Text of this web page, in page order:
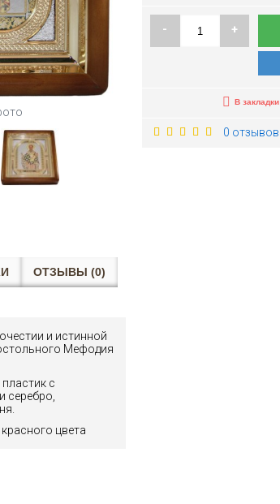
ОТЗЫВЫ (0)
и истинной
Мефодия
с
серебро,
цвета
- +
В закладки
0 отзывов